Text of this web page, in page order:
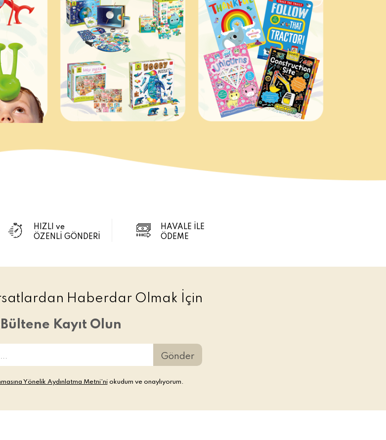
HIZLI ve
ÖZENLİ GÖNDERİ
HAVALE İLE
ÖDEME
Haberdar Olmak İçin
Bültene Kayıt Olun
Gönder
Yönelik Aydınlatma Metni’ni okudum ve onaylıyorum.